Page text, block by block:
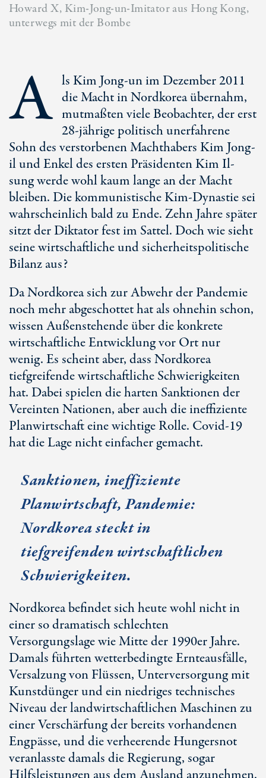
Howard X, Kim-Jong-un-Imitator aus Hong Kong,
unterwegs mit der Bombe
A ls Kim Jong-un im Dezember 2011
die Macht in Nordkorea übernahm,
mutmaßten viele Beobachter, der erst
28-jährige politisch unerfahrene
Sohn des verstorbenen Machthabers Kim Jong-
il und Enkel des ersten Präsidenten Kim Il-
sung werde wohl kaum lange an der Macht
bleiben. Die kommunistische Kim-Dynastie sei
wahrscheinlich bald zu Ende. Zehn Jahre später
sitzt der Diktator fest im Sattel. Doch wie sieht
seine wirtschaftliche und sicherheitspolitische
Bilanz aus?
Da Nordkorea sich zur Abwehr der Pandemie
noch mehr abgeschottet hat als ohnehin schon,
wissen Außenstehende über die konkrete
wirtschaftliche Entwicklung vor Ort nur
wenig. Es scheint aber, dass Nordkorea
tiefgreifende wirtschaftliche Schwierigkeiten
hat. Dabei spielen die harten Sanktionen der
Vereinten Nationen, aber auch die ineffiziente
Planwirtschaft eine wichtige Rolle. Covid-19
hat die Lage nicht einfacher gemacht.
Sanktionen, ineffiziente
Planwirtschaft, Pandemie:
Nordkorea steckt in
tiefgreifenden wirtschaftlichen
Schwierigkeiten.
Nordkorea befindet sich heute wohl nicht in
einer so dramatisch schlechten
Versorgungslage wie Mitte der 1990er Jahre.
Damals führten wetterbedingte Ernteausfälle,
Versalzung von Flüssen, Unterversorgung mit
Kunstdünger und ein niedriges technisches
Niveau der landwirtschaftlichen Maschinen zu
einer Verschärfung der bereits vorhandenen
Engpässe, und die verheerende Hungersnot
veranlasste damals die Regierung, sogar